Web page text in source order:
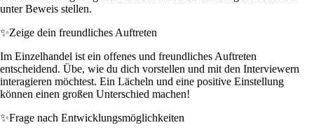
unter Beweis stellen.
✨Zeige dein freundliches Auftreten
Im Einzelhandel ist ein offenes und freundliches Auftreten
entscheidend. Übe, wie du dich vorstellen und mit den Interviewern
interagieren möchtest. Ein Lächeln und eine positive Einstellung
können einen großen Unterschied machen!
✨Frage nach Entwicklungsmöglichkeiten